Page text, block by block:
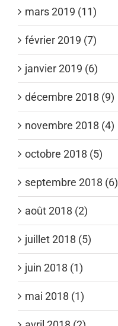
mars 2019 (11)
février 2019 (7)
janvier 2019 (6)
décembre 2018 (9)
novembre 2018 (4)
octobre 2018 (5)
septembre 2018 (6)
août 2018 (2)
juillet 2018 (5)
juin 2018 (1)
mai 2018 (1)